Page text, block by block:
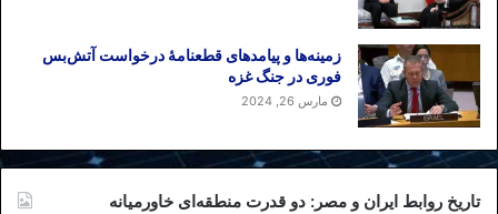
زمینه‌ها و پیامدهای قطعنامهٔ درخواست آتش‌بس
فوری در جنگ غزه
مارس 26, 2024
تاریخ روابط ایران و مصر: دو قدرت منطقه‌ای خاورمیانه